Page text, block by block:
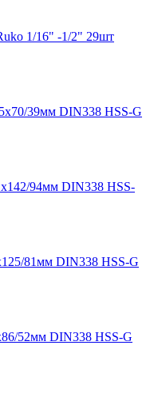
1/16" -1/2" 29шт
39мм DIN338 HSS-G
94мм DIN338 HSS-
81мм DIN338 HSS-G
52мм DIN338 HSS-G